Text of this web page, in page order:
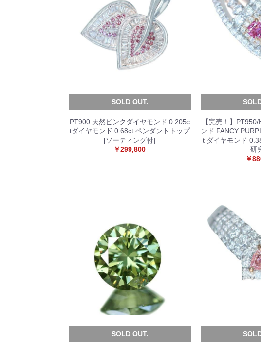
SOLD OUT.
PT900 天然ピンクダイヤモンド 0.205c
tダイヤモンド 0.68ct ペンダントトップ
[ソーティング付]
￥299,800
【完売！】
ンド FANCY
t ダイヤモンド
研
￥
SOLD OUT.